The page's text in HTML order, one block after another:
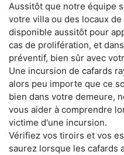
Aussitôt que notre équipe
votre villa ou des locaux
disponible aussitôt pour
cas de prolifération, et
préventif, bien sûr avec
Une incursion de cafards
alors peu importe que ce
bien dans votre demeure,
vous aider à comprendre
victime d'une incursion.
Vérifiez vos tiroirs et vos
saurez lorsque les cafards